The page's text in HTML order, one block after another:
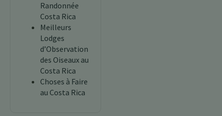
Randonnée
Costa Rica
Meilleurs
Lodges
d’Observation
des Oiseaux au
Costa Rica
Choses à Faire
au Costa Rica